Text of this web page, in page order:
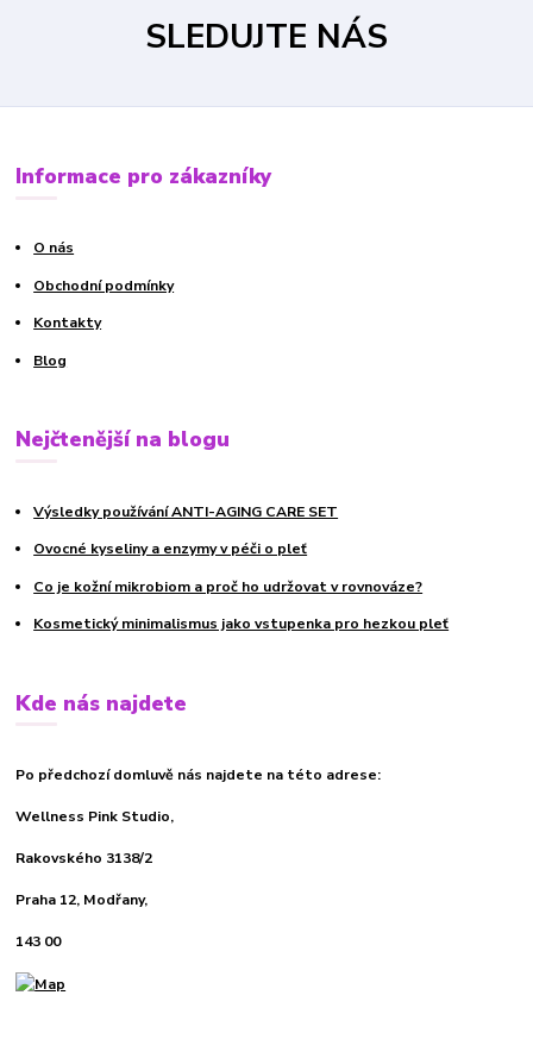
SLEDUJTE NÁS
Informace pro zákazníky
O nás
Obchodní podmínky
Kontakty
Blog
Nejčtenější na blogu
Výsledky používání ANTI-AGING CARE SET
Ovocné kyseliny a enzymy v péči o pleť
Co je kožní mikrobiom a proč ho udržovat v rovnováze?
Kosmetický minimalismus jako vstupenka pro hezkou pleť
Kde nás najdete
Po předchozí domluvě nás najdete na této adrese:
Wellness Pink Studio,
Rakovského 3138/2
Praha 12, Modřany,
143 00